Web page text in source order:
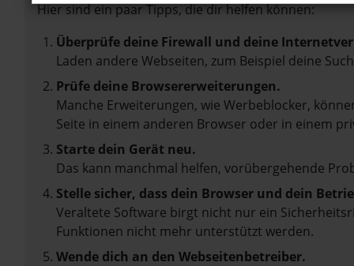
Hier sind ein paar Tipps, die dir helfen können:
Überprüfe deine Firewall und deine
Laden andere Webseiten, zum Beispiel deine
Prüfe deine Browsererweiterungen.
Manche Erweiterungen, wie Werbeblocker,
Seite in einem anderen Browser oder in einem
Starte dein Gerät neu.
Das kann manchmal helfen, vorübergehende
Stelle sicher, dass dein Browser und dein
Veraltete Software birgt nicht nur ein
Funktionen nicht mehr unterstützt werden.
Wende dich an den Webseitenbetreiber.